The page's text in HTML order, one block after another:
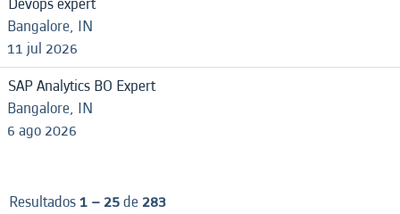
Bangalore, IN
11 jul 2026
SAP Analytics BO Expert
Bangalore, IN
6 ago 2026
Resultados1 – 25de 283